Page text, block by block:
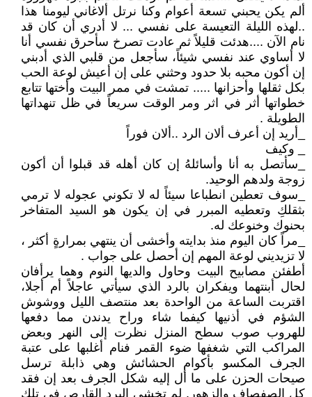
ألم يكن يحبني تسعة أعوام وكنا نرتل ألاغاني ليومنا هذا
..لهذه الليلة التعيسة على نفسي ... لا أدري أن كان قد
نام الآن ....هدئت قليلاً ثم عادت تصرخ سأحرق نفسي أنا
لا أساوي عند نفسي شيئاً، سأجعل من قلبي الذي أدبني
إن أكون محبه بلا حدود وحثني على إن أعيش لوعة الحب
بكل ثقلها وأحزانها ..... تمشت في ممر البيت وأختها تتابع
خطواتها أثر في اثر ومر الوقت سريعاً في ظل تنهداتها
الطويلة .
_أريد إن أعرف ألان الرد ..ألان فوراً
_ وكيف
_سأتصل به أنا وأسائلهُ إن كان أهله قد قبلوا أن أكون
زوجة ولدهم الوحيد.
_سوف تعطين انطباعا سيئاً له لا تكوني عجوله لا ترمي
بثقلكِ وتعطيه المبرر في إن يكون هو السيد المتفاخر
بحنوك وخنوعك له.
_مراً كان اليوم منذ بدايته وأخشى أن ينتهي بمرارةٍ أكثر ،
لا تزيديني لوعة المهم إن أحصل على جواب .
أطفئن مصابيح البيت وحاول والديها النوم وهما يرأفان
لحال أبنتهما ويفكران بالرد الذي سيأتي عاجلاً أم أجلا،
اقتربت الساعة من الواحدة بعد منتصف الليل ووشوش
الشؤم في أذنيها كيفما شاء وراح يدندن مما دفعها
للهروب صوب سطح المنزل نظرت إلى النهر وبعض
المراكب التي شغفها ضوء القمر فنام أغلبها على عتبة
الجرف المكسو بأكوام الحشائش وهي ذابلة ترسل
صيحات الحزن على ما أل إليه شكل الجرف بعد إن فقد
كل الصفصاف والزهور. لم تخشى البرد القارص في تلك